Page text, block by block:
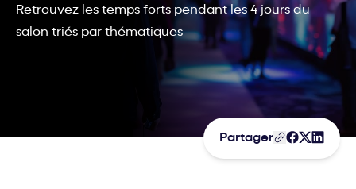
Retrouvez les temps forts pendant les 4 jours du
salon triés par thématiques
Partager